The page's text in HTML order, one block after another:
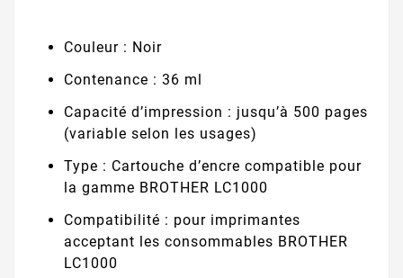
Couleur : Noir
Contenance : 36 ml
Capacité d’impression : jusqu’à 500 pages
(variable selon les usages)
Type : Cartouche d’encre compatible pour
la gamme BROTHER LC1000
Compatibilité : pour imprimantes
acceptant les consommables BROTHER
LC1000